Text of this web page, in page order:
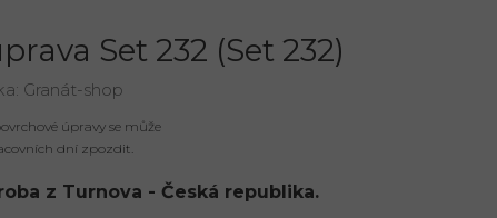
Set 232 (Set 232)
Granát-shop
úpravy se může
dní zpozdit.
z Turnova - Česká republika.